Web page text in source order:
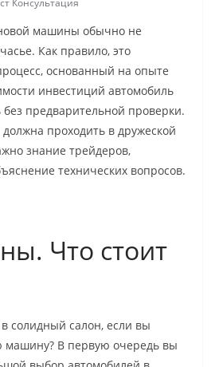
Консультация
машины обычно не
Как правило, это
основанный на опыте
инвестиций автомобиль
без предварительной проверки.
проходить в дружеской
знание трейдеров,
технических вопросов.
Что стоит
солидный салон, если вы
машину? В первую очередь вы